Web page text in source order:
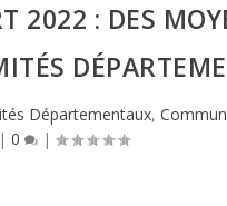
2022 : DES
Départementaux,
| 0 |